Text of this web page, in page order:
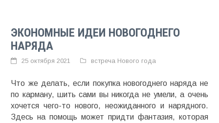
ЭКОНОМНЫЕ ИДЕИ НОВОГОДНЕГО
НАРЯДА
25 октября 2021 встреча Нового года
Что же делать, если покупка новогоднего наряда не
по карману, шить сами вы никогда не умели, а очень
хочется чего-то нового, неожиданного и нарядного.
Здесь на помощь может придти фантазия, которая